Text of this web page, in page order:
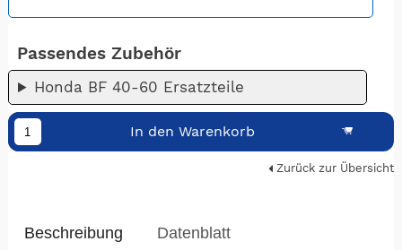
Passendes Zubehör
Honda BF 40-60 Ersatzteile
In den Warenkorb
Zurück zur Übersicht
Beschreibung Datenblatt